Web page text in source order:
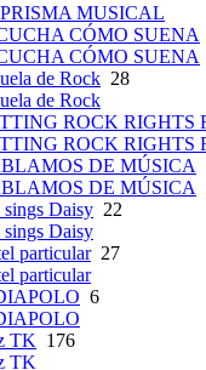
MUSICAL
CÓMO SUENA
CÓMO SUENA
de Rock 28
de Rock
ROCK RIGHTS
ROCK RIGHTS
DE MÚSICA
DE MÚSICA
Daisy 22
Daisy
particular27
particular
6
TK 176
TK